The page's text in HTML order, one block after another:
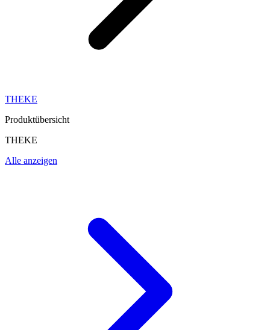
THEKE
Produktübersicht
THEKE
Alle anzeigen